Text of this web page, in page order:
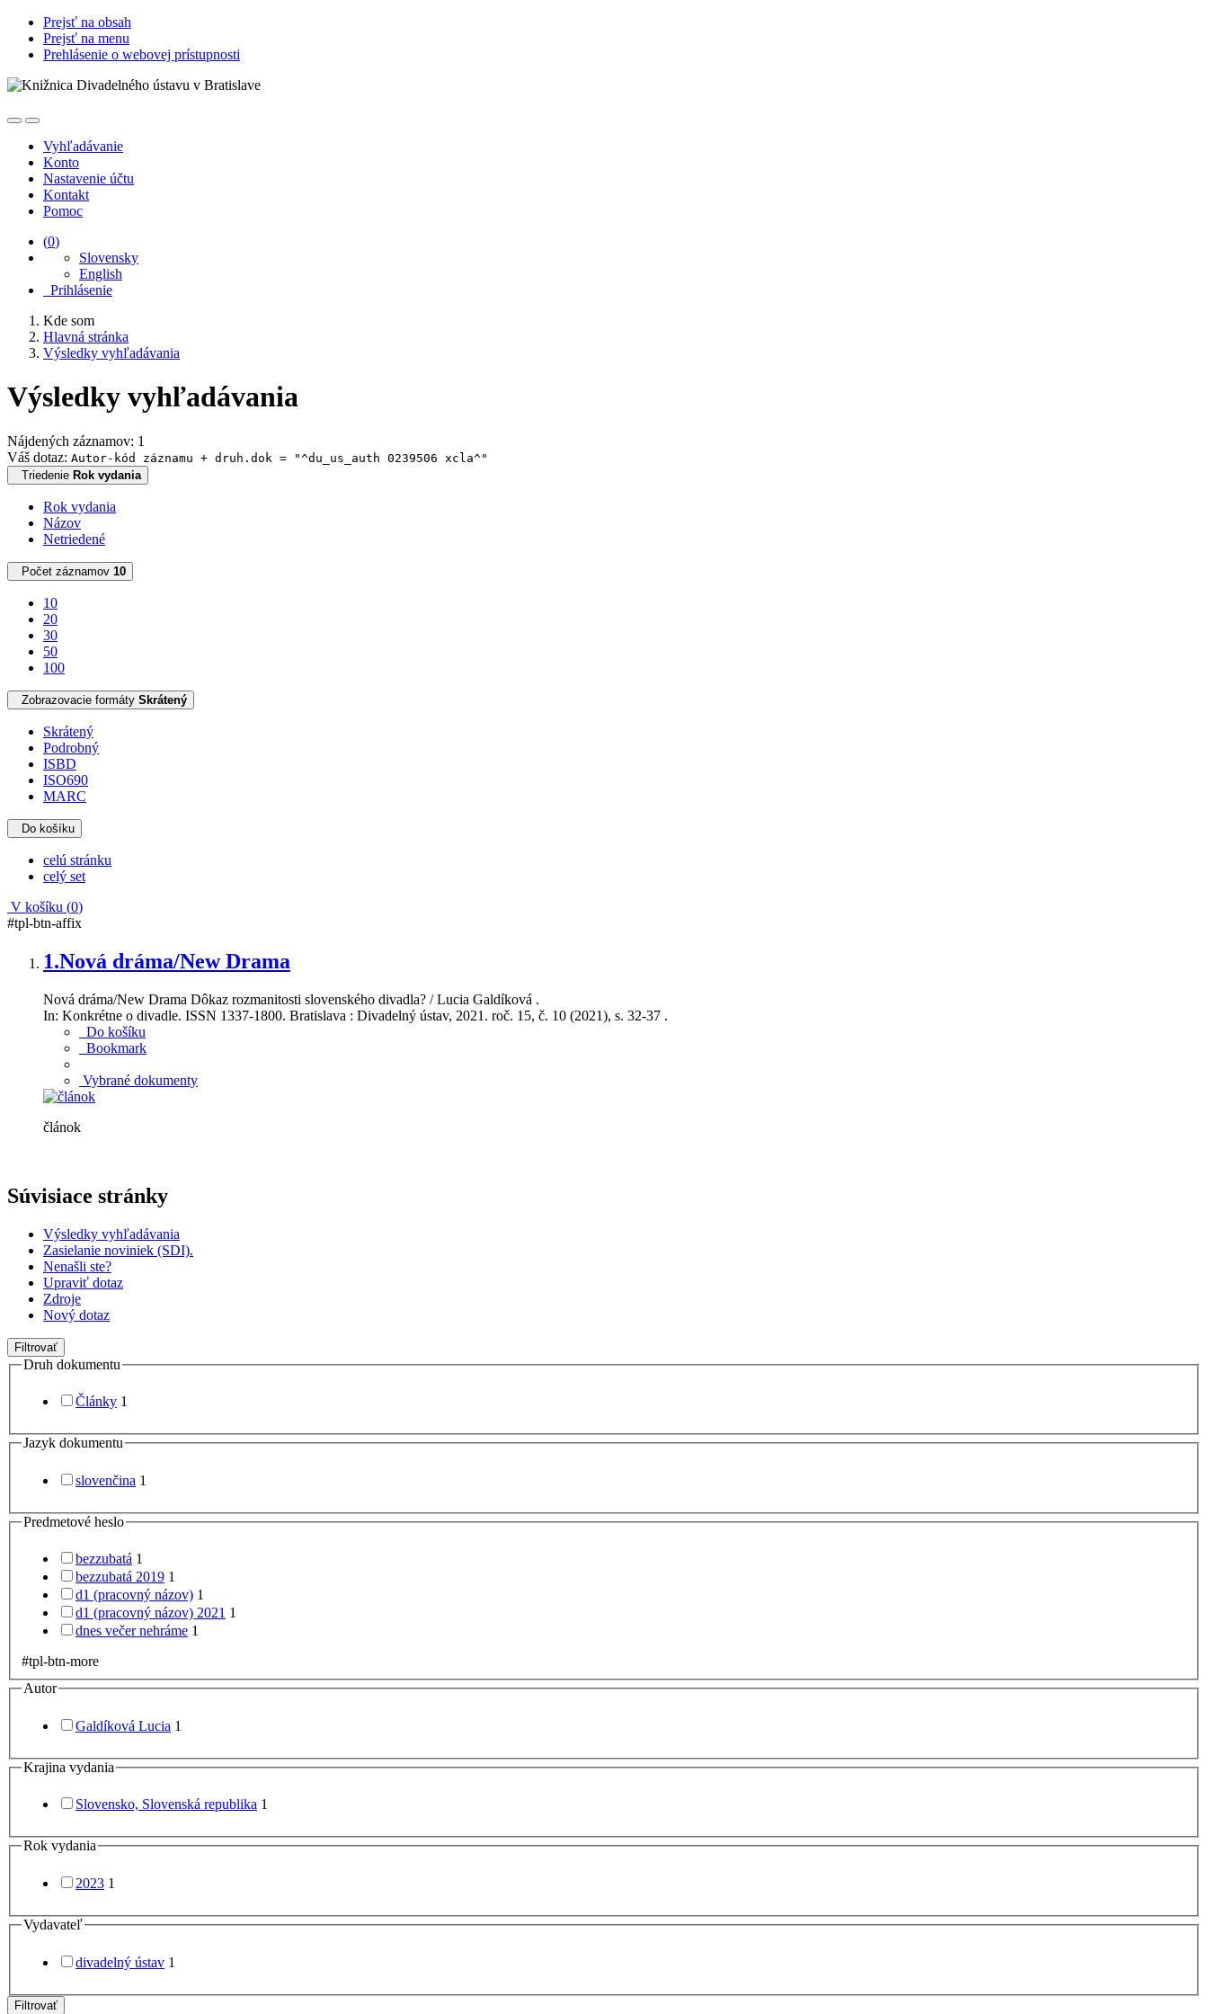
Prejsť na obsah
Prejsť na menu
Prehlásenie o webovej prístupnosti
Vyhľadávanie
Konto
Nastavenie účtu
Kontakt
Pomoc
(0)
Slovensky
English
Prihlásenie
Kde som
Hlavná stránka
Výsledky vyhľadávania
Výsledky vyhľadávania
Nájdených záznamov: 1
Váš dotaz: Autor-kód záznamu + druh.dok = "^du_us_auth 0239506 xcla^"
Triedenie Rok vydania
Rok vydania
Názov
Netriedené
Počet záznamov 10
10
20
30
50
100
Zobrazovacie formáty Skrátený
Skrátený
Podrobný
ISBD
ISO690
MARC
Do košíku
celú stránku
celý set
V košíku (0)
#tpl-btn-affix
1.Nová dráma/New Drama
Nová dráma/New Drama Dôkaz rozmanitosti slovenského divadla? / Lucia Galdíková .
In: Konkrétne o divadle. ISSN 1337-1800. Bratislava : Divadelný ústav, 2021. roč. 15, č. 10 (2021), s. 32-37 .
Do košíku
Bookmark
Vybrané dokumenty
článok
Súvisiace stránky
Výsledky vyhľadávania
Zasielanie noviniek (SDI).
Nenašli ste?
Upraviť dotaz
Zdroje
Nový dotaz
Filtrovať
Druh dokumentu
Články 1
Jazyk dokumentu
slovenčina 1
Predmetové heslo
bezzubatá 1
bezzubatá 2019 1
d1 (pracovný názov) 1
d1 (pracovný názov) 2021 1
dnes večer nehráme 1
#tpl-btn-more
Autor
Galdíková Lucia 1
Krajina vydania
Slovensko, Slovenská republika 1
Rok vydania
2023 1
Vydavateľ
divadelný ústav 1
Filtrovať